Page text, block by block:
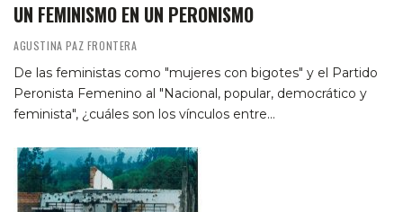
UN FEMINISMO EN UN PERONISMO
AGUSTINA PAZ FRONTERA
De las feministas como "mujeres con bigotes" y el Partido
Peronista Femenino al "Nacional, popular, democrático y
feminista", ¿cuáles son los vínculos entre…